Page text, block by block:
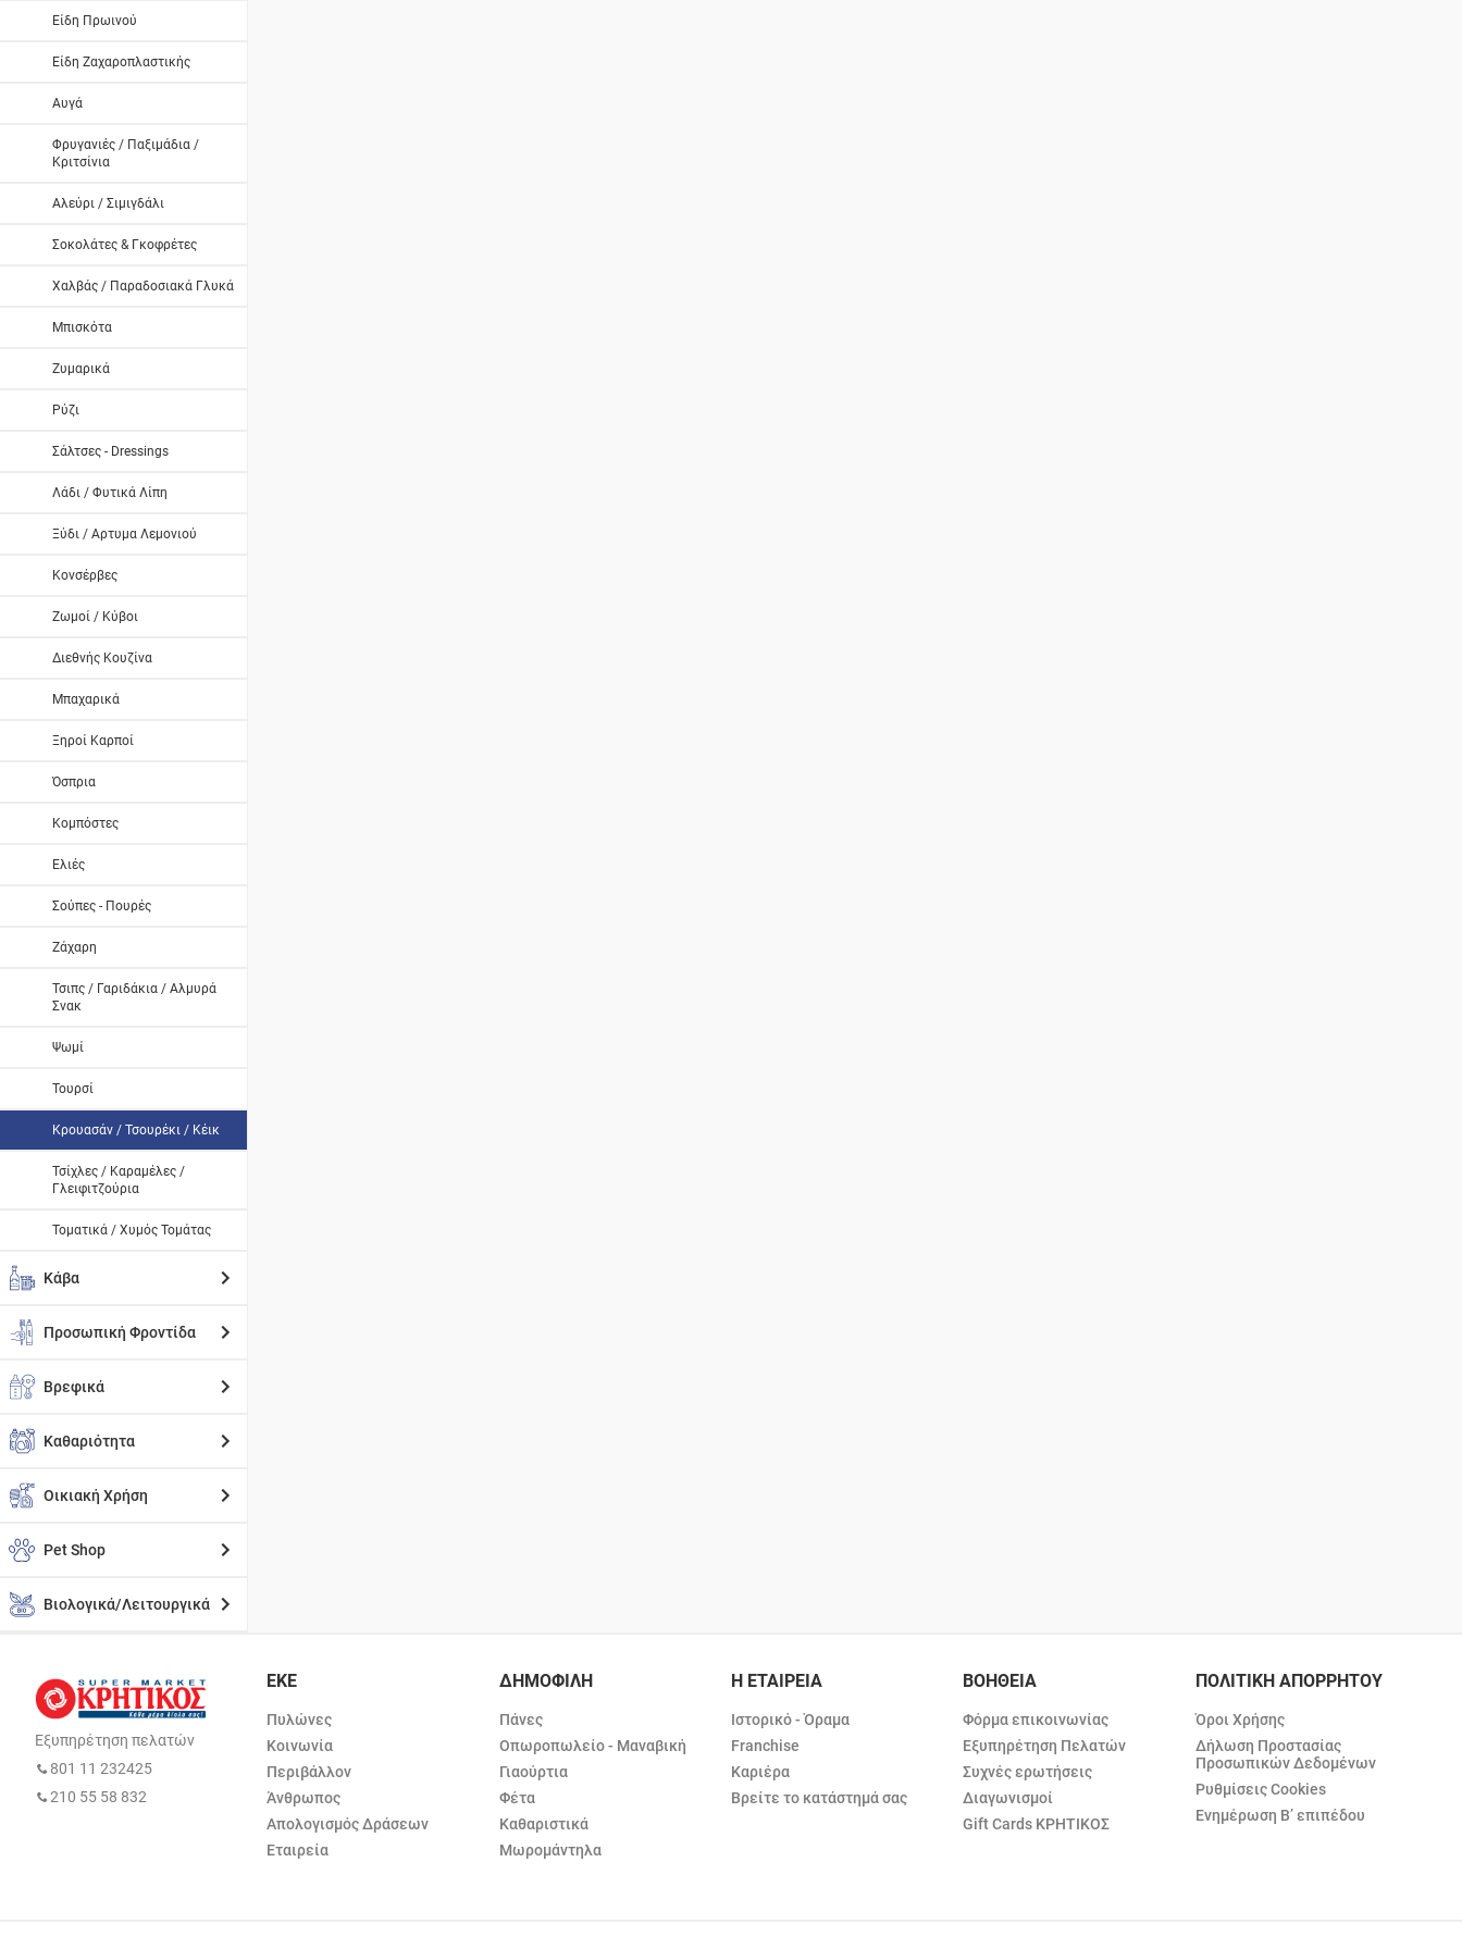
Είδη Πρωινού
Είδη Ζαχαροπλαστικής
Αυγά
Φρυγανιές / Παξιμάδια /
Κριτσίνια
Αλεύρι / Σιμιγδάλι
Σοκολάτες & Γκοφρέτες
Χαλβάς / Παραδοσιακά Γλυκά
Μπισκότα
Ζυμαρικά
Ρύζι
Σάλτσες - Dressings
Λάδι / Φυτικά Λίπη
Ξύδι / Αρτυμα Λεμονιού
Κονσέρβες
Ζωμοί / Κύβοι
Διεθνής Κουζίνα
Μπαχαρικά
Ξηροί Καρποί
Όσπρια
Κομπόστες
Ελιές
Σούπες - Πουρές
Ζάχαρη
Τσιπς / Γαριδάκια / Αλμυρά
Σνακ
Ψωμί
Τουρσί
Κρουασάν / Τσουρέκι / Κέικ
Τσίχλες / Καραμέλες /
Γλειφιτζούρια
Τοματικά / Χυμός Τομάτας
Κάβα
Προσωπική Φροντίδα
Βρεφικά
Καθαριότητα
Οικιακή Χρήση
Pet Shop
Βιολογικά/Λειτουργικά
Εξυπηρέτηση πελατών
801 11 232425
210 55 58 832
ΕΚΕ
Πυλώνες
Κοινωνία
Περιβάλλον
Άνθρωπος
Απολογισμός Δράσεων
Εταιρεία
ΔΗΜΟΦΙΛΗ
Πάνες
Οπωροπωλείο - Μαναβική
Γιαούρτια
Φέτα
Καθαριστικά
Μωρομάντηλα
Η ΕΤΑΙΡΕΙΑ
Ιστορικό - Όραμα
Franchise
Καριέρα
Βρείτε το κατάστημά σας
ΒΟΗΘΕΙΑ
Φόρμα επικοινωνίας
Εξυπηρέτηση Πελατών
Συχνές ερωτήσεις
Διαγωνισμοί
Gift Cards ΚΡΗΤΙΚΟΣ
ΠΟΛΙΤΙΚΗ ΑΠΟΡΡΗΤΟΥ
Όροι Χρήσης
Δήλωση Προστασίας
Προσωπικών Δεδομένων
Ρυθμίσεις Cookies
Ενημέρωση Β’ επιπέδου